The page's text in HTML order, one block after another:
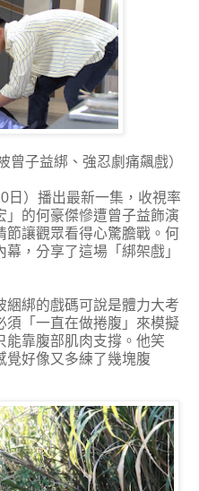
曾子益綁、強忍劇痛飆戲）
日）播出最新一集，收視率
」的何豪傑慘遭曾子益飾演
節讓觀眾看得心驚膽戰。何
，分享了這場「綁架戲」
綑綁的戲碼可說是體力大考
須「一直在做捲腹」來模擬
能靠腹部肌肉支撐。他笑
覺好像又多練了幾塊腹